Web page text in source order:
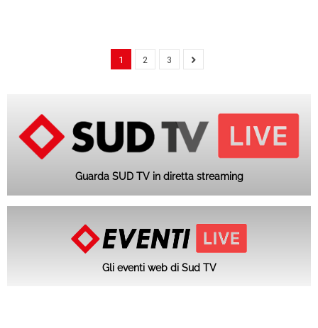
1 2 3
Guarda SUD TV in diretta streaming
Gli eventi web di Sud TV